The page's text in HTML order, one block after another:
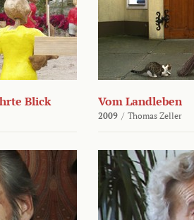
Blick Vom Landleben
2009 / Thomas Zeller